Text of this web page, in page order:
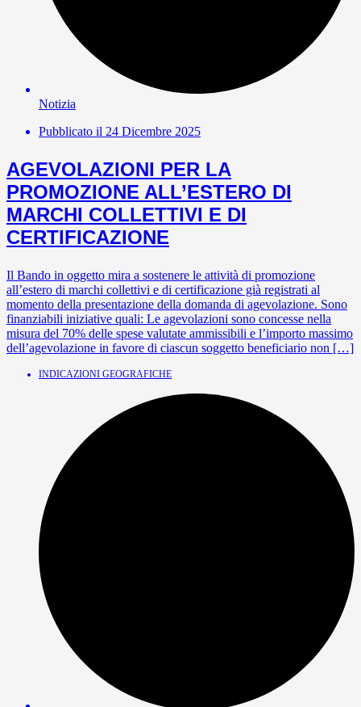
Notizia
Pubblicato il 24 Dicembre 2025
AGEVOLAZIONI PER LA
PROMOZIONE ALL’ESTERO DI
MARCHI COLLETTIVI E DI
CERTIFICAZIONE
Il Bando in oggetto mira a sostenere le attività di promozione
all’estero di marchi collettivi e di certificazione già registrati al
momento della presentazione della domanda di agevolazione. Sono
finanziabili iniziative quali: Le agevolazioni sono concesse nella
misura del 70% delle spese valutate ammissibili e l’importo massimo
dell’agevolazione in favore di ciascun soggetto beneficiario non […]
INDICAZIONI GEOGRAFICHE